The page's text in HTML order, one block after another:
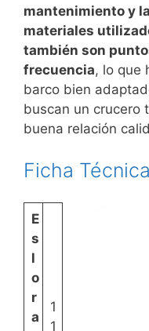
mantenimiento y
materiales
también son
frecuencia, lo que
barco bien
buscan un crucero
buena relación
Ficha
E
s
l
o
r
a
1
1